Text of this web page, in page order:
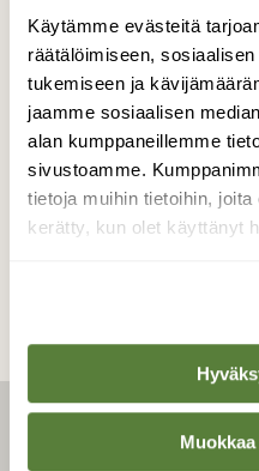
Käytämme evästeitä
räätälöimiseen,
tukemiseen ja
jaamme sosiaalisen
alan kumppaneillemme
sivustoamme.
tietoja muihin tietoihin,
kerätty, kun olet käyttänyt
Hyvää